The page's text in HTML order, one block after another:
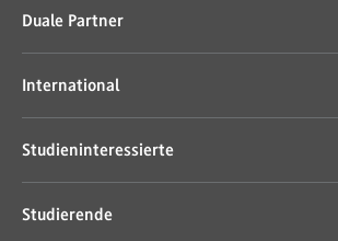
Duale Partner
International
Studieninteressierte
Studierende